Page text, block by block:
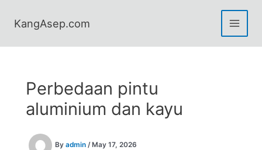
KangAsep.com
Perbedaan pintu
aluminium dan kayu
By admin / May 17, 2026